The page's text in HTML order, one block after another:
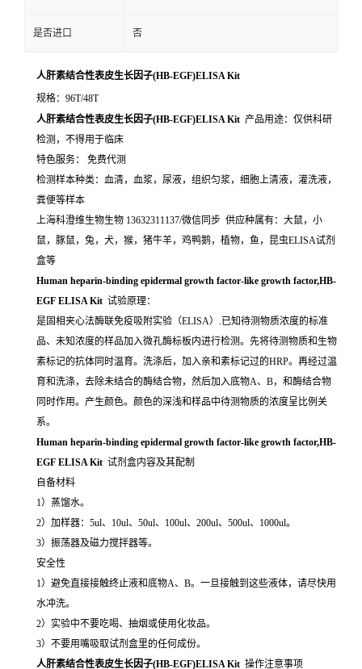
是否进口 否
人肝素结合性表皮生长因子(HB-EGF)ELISA Kit
规格：96T/48T
人肝素结合性表皮生长因子(HB-EGF)ELISA Kit 产品用途：仅供科研
检测，不得用于临床
特色服务： 免费代测
检测样本种类：血清，血浆，尿液，组织匀浆，细胞上清液，灌洗液，
粪便等样本
上海科澄维生物生物 13632311137/微信同步 供应种属有：大鼠，小
鼠，豚鼠，兔，犬，猴，猪牛羊，鸡鸭鹅，植物，鱼，昆虫ELISA试剂
盒等
Human heparin-binding epidermal growth factor-like growth factor,HB-
EGF ELISA Kit 试验原理：
是固相夹心法酶联免疫吸附实验（ELISA）.已知待测物质浓度的标准
品、未知浓度的样品加入微孔酶标板内进行检测。先将待测物质和生物
素标记的抗体同时温育。洗涤后，加入亲和素标记过的HRP。再经过温
育和洗涤，去除未结合的酶结合物，然后加入底物A、B，和酶结合物
同时作用。产生颜色。颜色的深浅和样品中待测物质的浓度呈比例关
系。
Human heparin-binding epidermal growth factor-like growth factor,HB-
EGF ELISA Kit 试剂盒内容及其配制
自备材料
1）蒸馏水。
2）加样器：5ul、10ul、50ul、100ul、200ul、500ul、1000ul。
3）振荡器及磁力搅拌器等。
安全性
1）避免直接接触终止液和底物A、B。一旦接触到这些液体，请尽快用
水冲洗。
2）实验中不要吃喝、抽烟或使用化妆品。
3）不要用嘴吸取试剂盒里的任何成份。
人肝素结合性表皮生长因子(HB-EGF)ELISA Kit 操作注意事项